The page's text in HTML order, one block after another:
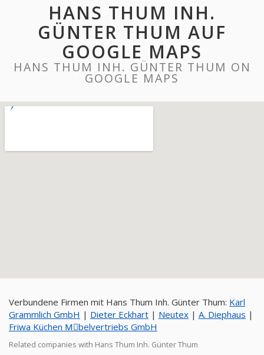
HANS THUM INH.
GÜNTER THUM AUF
GOOGLE MAPS
HANS THUM INH. GÜNTER THUM ON
GOOGLE MAPS
Verbundene Firmen mit Hans Thum Inh. Günter Thum: Karl
Grammlich GmbH | Dieter Eckhart | Neutex | A. Diephaus |
Friwa Küchen Mِbelvertriebs GmbH
Related companies with Hans Thum Inh. Günter Thum